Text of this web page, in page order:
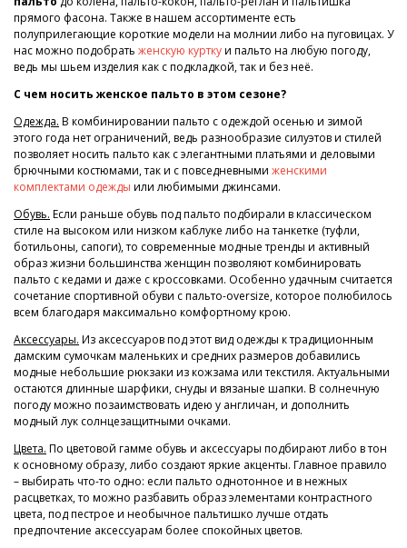
прямого фасона. Также в нашем ассортименте есть
полуприлегающие короткие модели на молнии либо на пуговицах. У
нас можно подобрать женскую курткуи пальто на любую погоду,
ведь мы шьем изделия как с подкладкой, так и без неё.
С чем носить женское пальто в этом сезоне?
Одежда. В комбинировании пальто с одеждой осенью и зимой
этого года нет ограничений, ведь разнообразие силуэтов и стилей
позволяет носить пальто как с элегантными платьями и деловыми
брючными костюмами, так и с повседневными женскими
комплектами одежды или любимыми джинсами.
Обувь. Если раньше обувь под пальто подбирали в классическом
стиле на высоком или низком каблуке либо на танкетке (туфли,
ботильоны, сапоги), то современные модные тренды и активный
образ жизни большинства женщин позволяют комбинировать
пальто с кедами и даже с кроссовками. Особенно удачным считается
сочетание спортивной обуви с пальто-oversize, которое полюбилось
всем благодаря максимально комфортному крою.
Аксессуары. Из аксессуаров под этот вид одежды к традиционным
дамским сумочкам маленьких и средних размеров добавились
модные небольшие рюкзаки из кожзама или текстиля. Актуальными
остаются длинные шарфики, снуды и вязаные шапки. В солнечную
погоду можно позаимствовать идею у англичан, и дополнить
модный лук солнцезащитными очками.
Цвета. По цветовой гамме обувь и аксессуары подбирают либо в тон
к основному образу, либо создают яркие акценты. Главное правило
– выбирать что-то одно: если пальто однотонное и в нежных
расцветках, то можно разбавить образ элементами контрастного
цвета, под пестрое и необычное пальтишко лучше отдать
предпочтение аксессуарам более спокойных цветов.